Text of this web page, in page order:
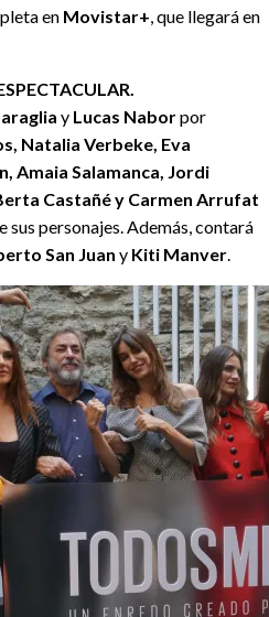
en Movistar+, que llegará en
y Lucas Naborpor
Natalia Verbeke, Eva
Amaia Salamanca, Jordi
Castañé y Carmen Arrufat
sus personajes. Además, contará
San Juan y Kiti Manver.